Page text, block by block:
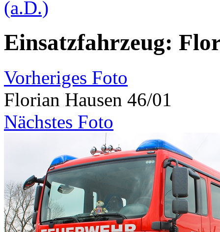
(a.D.)
Einsatzfahrzeug:
Vorheriges Foto
Florian Hausen 46/01
Nächstes Foto